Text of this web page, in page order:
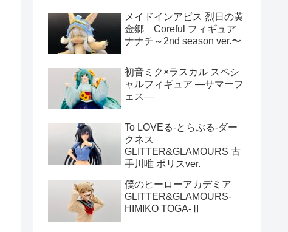
メイドインアビス 烈日の黄
金郷 Coreful フィギュア
ナナチ～2nd season ver.〜
初音ミク×ラスカル スペシ
ャルフィギュア ―サマーフ
ェス―
To LOVEる-とらぶる-ダー
クネス
GLITTER&GLAMOURS 古
手川唯 ポリスver.
僕のヒーローアカデミア
GLITTER&GLAMOURS-
HIMIKO TOGA-Ⅱ